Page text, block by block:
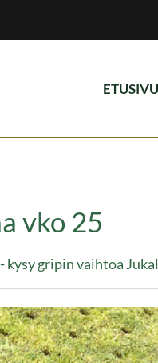
ETUSIVU
vko 25
kysy gripin vaihtoa